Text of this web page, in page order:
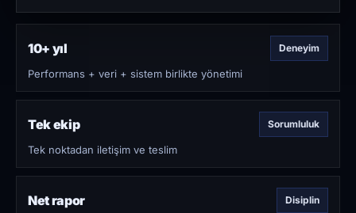
10+ yıl Deneyim
Performans + veri + sistem birlikte yönetimi
Tek ekip Sorumluluk
Tek noktadan iletişim ve teslim
Net rapor Disiplin